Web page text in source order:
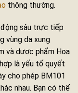
thông thường.
sâu trực tiếp
vùng da xung
và dược phẩm Hoa
là yếu tố quyết
cho phép BM101
nhau. Bạn có thể